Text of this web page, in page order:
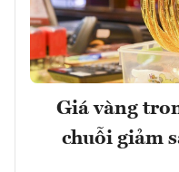
Giá vàng
chuỗi giảm